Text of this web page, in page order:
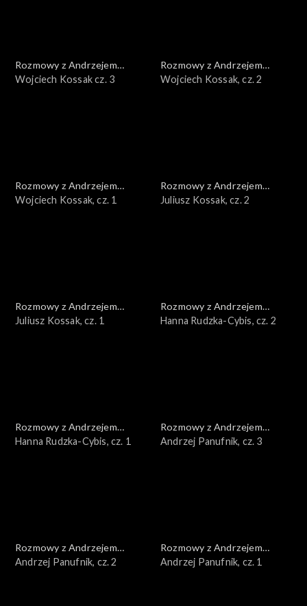
Rozmowy z Andrzejem
Doboszem
Wojciech Kossak cz. 3
Rozmowy z Andrzejem
Doboszem
Wojciech Kossak, cz. 2
Rozmowy z Andrzejem
Doboszem
Wojciech Kossak, cz. 1
Rozmowy z Andrzejem
Doboszem
Juliusz Kossak, cz. 2
Rozmowy z Andrzejem
Doboszem
Juliusz Kossak, cz. 1
Rozmowy z Andrzejem
Doboszem
Hanna Rudzka-Cybis, cz. 2
Rozmowy z Andrzejem
Doboszem
Hanna Rudzka-Cybis, cz. 1
Rozmowy z Andrzejem
Doboszem
Andrzej Panufnik, cz. 3
Rozmowy z Andrzejem
Doboszem
Andrzej Panufnik, cz. 2
Rozmowy z Andrzejem
Doboszem
Andrzej Panufnik, cz. 1